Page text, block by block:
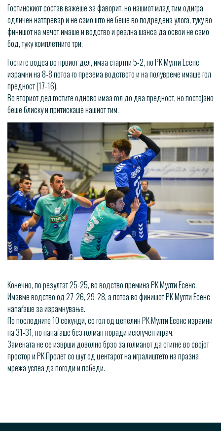
Гостинскиот состав важеше за фаворит, но нашиот млад тим одигра
одличен натпревар и не само што не беше во подредена улога, туку во
финишот на мечот имаше и водство и реална шанса да освои не само
бод, туку комплетните три.
Гостите водеа во првиот дел, имаа стартни 5-2, но РК Мулти Есенс
израмни на 8-8 потоа го презема водството и на полувреме имаше гол
предност (17-16).
Во вториот дел гостите одново имаа гол до два предност, но постојано
беше блиску и притискаше нашиот тим.
Конечно, по резултат 25-25, во водство премина РК Мулти Есенс.
Имавме водство од 27-26, 29-28, а потоа во финишот РК Мулти Есенс
напаѓаше за израмнување.
По последните 10 секунди, со гол од цепелин РК Мулти Есенс израмни
на 31-31, но напаѓаше без голман поради исклучен играч.
Замената не се изврши доволно брзо за голманот да стигне во својот
простор и РК Пролет со шут од центарот на игралиштето на празна
мрежа успеа да погоди и победи.